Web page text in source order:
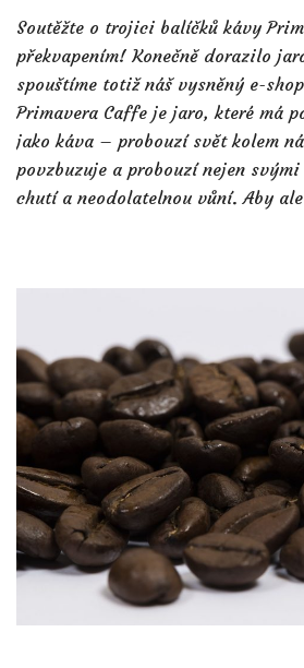
Soutěžte o trojici balíčků kávy
překvapením! Konečně dorazilo
spouštíme totiž náš vysněný e-
Primavera Caffe je jaro, které má
jako káva – probouzí svět kolem
povzbuzuje a probouzí nejen
chutí a neodolatelnou vůní. Aby